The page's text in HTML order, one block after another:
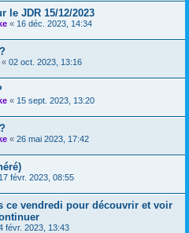
le JDR 15/12/2023
« 16 déc. 2023, 14:34
« 02 oct. 2023, 13:16
« 15 sept. 2023, 13:20
« 26 mai 2023, 17:42
17 févr. 2023, 08:55
ce vendredi pour découvrir et voir
févr. 2023, 13:43